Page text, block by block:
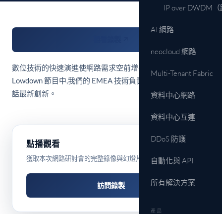
IP over DWDM
AI 網路
neocloud 網路
Multi-Tenant Fabric
資料中心網路
資料中心互連
DDoS 防護
自動化與 API
所有解決方案
產品
數位技術的快速演進使網路需求空前增長。本期 Critical
Lowdown 節目中,我們的 EMEA 技術負責人與 IP Infusion 共
話最新創新。
點播觀看
獲取本次網路研討會的完整錄像與幻燈片。
訪問錄製